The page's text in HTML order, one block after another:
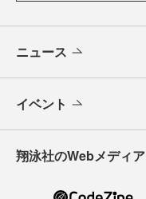
ニュース
イベント
翔泳社のWebメディア